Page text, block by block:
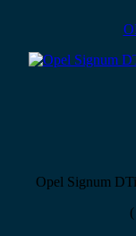
Opel Signum